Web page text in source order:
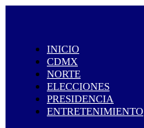
INICIO
CDMX
NORTE
ELECCIONES
PRESIDENCIA
ENTRETENIMIENTO